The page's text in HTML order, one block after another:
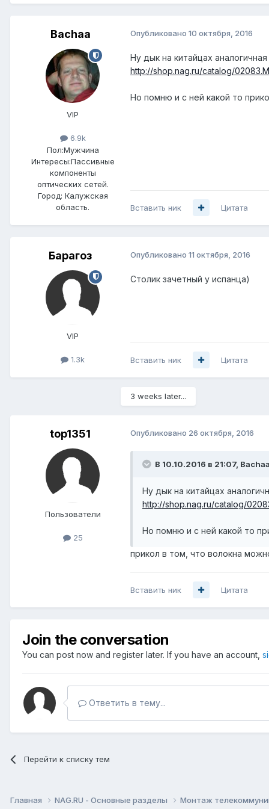
Bachaa
VIP
6.9k
Пол:Мужчина
Интересы:Пассивные
компоненты
оптических сетей.
Город: Калужская
область.
Опубликовано 10 октября, 2016
Ну дык на китайцах аналогичная
http://shop.nag.ru/catalog/
Но помню и с ней какой то
Вставить ник Цитата
Барагоз
VIP
1.3k
Опубликовано 11 октября, 2016
Столик зачетный у испанца)
Вставить ник Цитата
3 weeks later...
top1351
Пользователи
25
Опубликовано 26 октября, 2016
В 10.10.2016 в 21:07,
Ну дык на китайцах
http://shop.nag.ru/catalog/
Но помню и с ней какой то
прикол в том, что волокна
Вставить ник Цитата
Join the conversation
You can post now and register later. If you have an account,
Ответить в тему...
Перейти к списку тем
Главная NAG.RU - Основные разделы Монтаж